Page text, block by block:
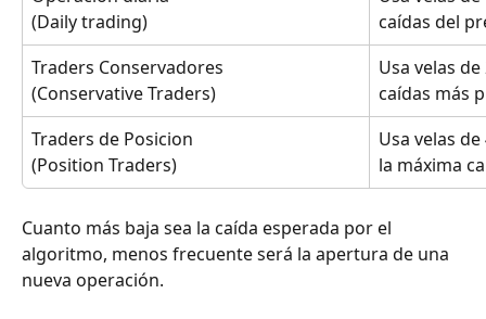
(Daily trading)
caídas del
Traders Conservadores
(Conservative Traders)
Usa velas
caídas más
Traders de Posicion
(Position Traders)
Usa velas
la máxima
Cuanto más baja sea la caída esperada por el
algoritmo, menos frecuente será la apertura de una
nueva operación.